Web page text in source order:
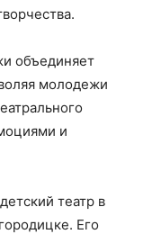
объединяет
молодежи
и
театр в
Его